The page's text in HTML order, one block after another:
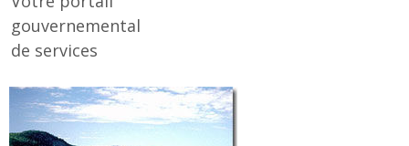
gouvernemental
de services